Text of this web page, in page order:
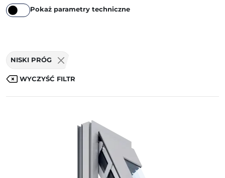
Pokaż parametry techniczne
NISKI PRÓG
WYCZYŚĆ FILTR